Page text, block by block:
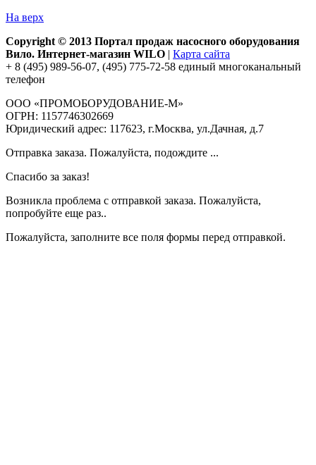
На верх
Copyright © 2013 Портал продаж насосного оборудования
Вило. Интернет-магазин WILO | Карта сайта
+ 8 (495) 989-56-07, (495) 775-72-58 единый многоканальный
телефон
ООО «ПРОМОБОРУДОВАНИЕ-М»
ОГРН: 1157746302669
Юридический адрес: 117623, г.Москва, ул.Дачная, д.7
Отправка заказа. Пожалуйста, подождите ...
Спасибо за заказ!
Возникла проблема с отправкой заказа. Пожалуйста,
попробуйте еще раз..
Пожалуйста, заполните все поля формы перед отправкой.